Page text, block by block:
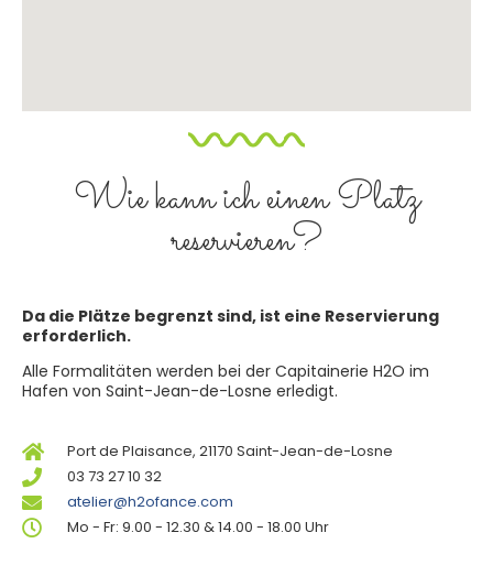
Wie kann ich einen Platz
reservieren?
Da die Plätze begrenzt sind, ist eine Reservierung
erforderlich.
Alle Formalitäten werden bei der Capitainerie H2O im
Hafen von Saint-Jean-de-Losne erledigt.
Port de Plaisance, 21170 Saint-Jean-de-Losne
03 73 27 10 32
atelier@h2ofance.com
Mo - Fr: 9.00 - 12.30 & 14.00 - 18.00 Uhr